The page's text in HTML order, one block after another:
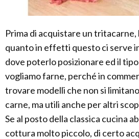
Prima di acquistare un tritacarne,
quanto in effetti questo ci serve
dove poterlo posizionare ed il
vogliamo farne, perché in
trovare modelli che non si
carne, ma utili anche per altri
Se al posto della classica cucina
cottura molto piccolo, di certo